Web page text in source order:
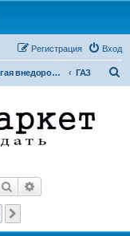
Вход
Регистрация
Другая внедорожная техника ГАЗ
Поиск